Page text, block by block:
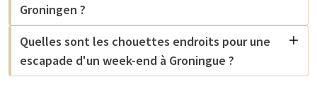
Groningen ?
Quelles sont les chouettes endroits pour une
escapade d'un week-end à Groningue ?